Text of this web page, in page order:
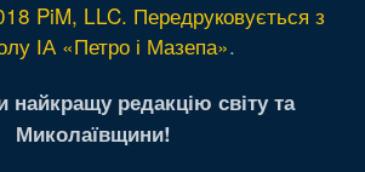
PiM, LLC. Передруковується з
ІА «Петро і Мазепа».
найкращу редакцію світу та
Миколаївщини!